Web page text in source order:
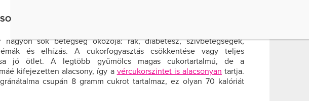
A CUKORTARTALMA
nagyon sok betegség okozója: rák, diabétesz, szívbetegségek,
és elhízás. A cukorfogyasztás csökkentése vagy teljes
jó ötlet. A legtöbb gyümölcs magas cukortartalmú, de a
kifejezetten alacsony, így a vércukorszintet is alacsonyan tartja.
csupán 8 gramm cukrot tartalmaz, ez olyan 70 kalóriát